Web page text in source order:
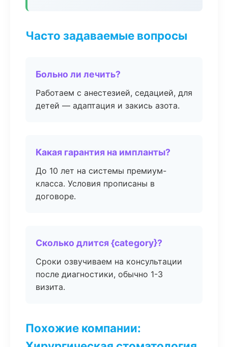
Часто задаваемые вопросы
Больно ли лечить?
Работаем с анестезией, седацией, для
детей — адаптация и закись азота.
Какая гарантия на импланты?
До 10 лет на системы премиум-
класса. Условия прописаны в
договоре.
Сколько длится {category}?
Сроки озвучиваем на консультации
после диагностики, обычно 1-3
визита.
Похожие компании: